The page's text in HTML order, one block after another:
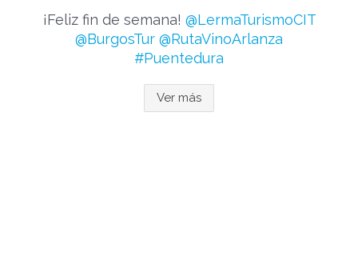
¡Feliz fin de semana! @LermaTurismoCIT
@BurgosTur @RutaVinoArlanza
#Puentedura
Ver más